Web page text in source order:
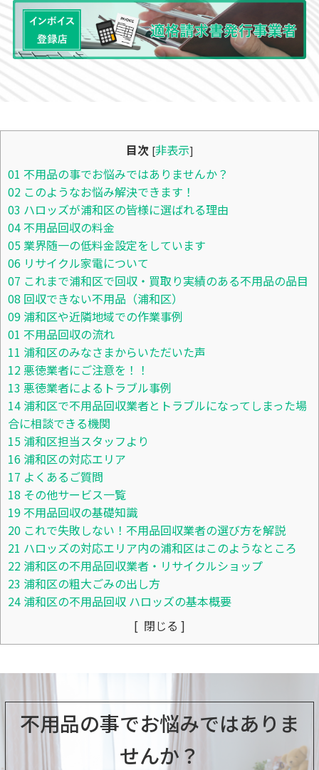
目次 [非表示]
01 不用品の事でお悩みではありませんか？
02 このようなお悩み解決できます！
03 ハロッズが浦和区の皆様に選ばれる理由
04不用品回収の料金
05 業界随一の低料金設定をしています
06 リサイクル家電について
07 これまで浦和区で回収・買取り実績のある不用品の品目
08 回収できない不用品（浦和区）
09 浦和区や近隣地域での作業事例
01 不用品回収の流れ
11 浦和区のみなさまからいただいた声
12悪徳業者にご注意を！！
13 悪徳業者によるトラブル事例
14 浦和区で不用品回収業者とトラブルになってしまった場
合に相談できる機関
15 浦和区担当スタッフより
16 浦和区の対応エリア
17 よくあるご質問
18 その他サービス一覧
19不用品回収の基礎知識
20 これで失敗しない！不用品回収業者の選び方を解説
21 ハロッズの対応エリア内の浦和区はこのようなところ
22 浦和区の不用品回収業者・リサイクルショップ
23 浦和区の粗大ごみの出し方
24 浦和区の不用品回収 ハロッズの基本概要
閉じる
不用品の事でお悩みではありま
せんか？